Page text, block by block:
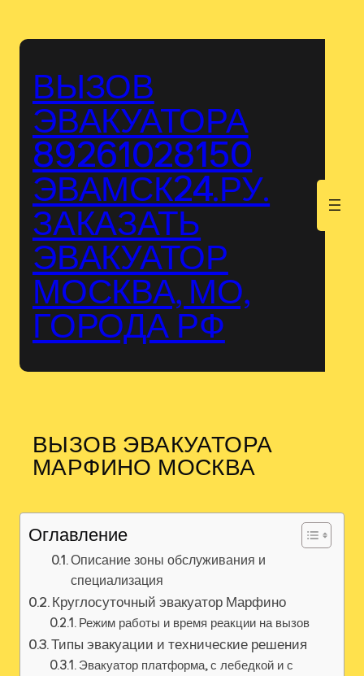
ВЫЗОВ
ЭВАКУАТОРА
89261028150
ЭВАМСК24.РУ.
ЗАКАЗАТЬ
ЭВАКУАТОР
МОСКВА, МО,
ГОРОДА РФ
ВЫЗОВ ЭВАКУАТОРА
МАРФИНО МОСКВА
Оглавление
Описание зоны обслуживания и
специализация
Круглосуточный эвакуатор Марфино
Режим работы и время реакции на вызов
Типы эвакуации и технические решения
Эвакуатор платформа, с лебедкой и с